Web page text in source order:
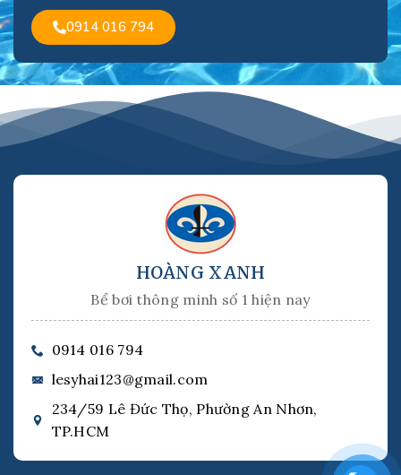
0914 016 794
HOÀNG XANH
Bể bơi thông minh số 1 hiện nay
0914 016 794
lesyhai123@gmail.com
234/59 Lê Đức Thọ, Phường An Nhơn,
TP.HCM